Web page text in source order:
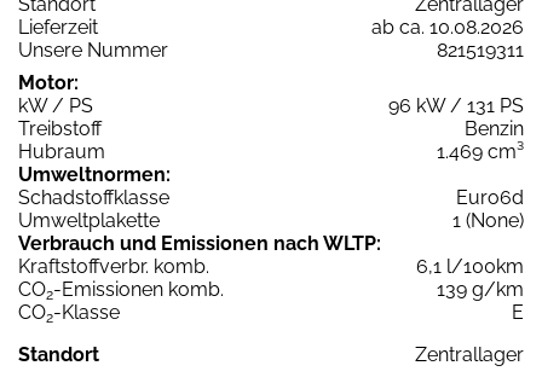
Lieferzeit
ab ca. 10.08.2026
Unsere Nummer
821519311
Motor:
kW / PS
96 kW / 131 PS
Treibstoff
Benzin
Hubraum
1.469 cm³
Umweltnormen:
Schadstoffklasse
Euro6d
Umweltplakette
1 (None)
Verbrauch und Emissionen nach WLTP:
Kraftstoffverbr. komb.
6,1 l/100km
CO2-Emissionen komb.
139 g/km
CO2-Klasse
E
Standort
Zentrallager